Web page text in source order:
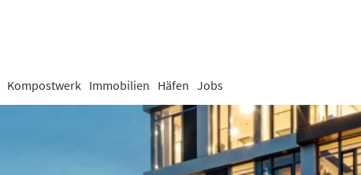
Kompostwerk Immobilien Häfen Jobs